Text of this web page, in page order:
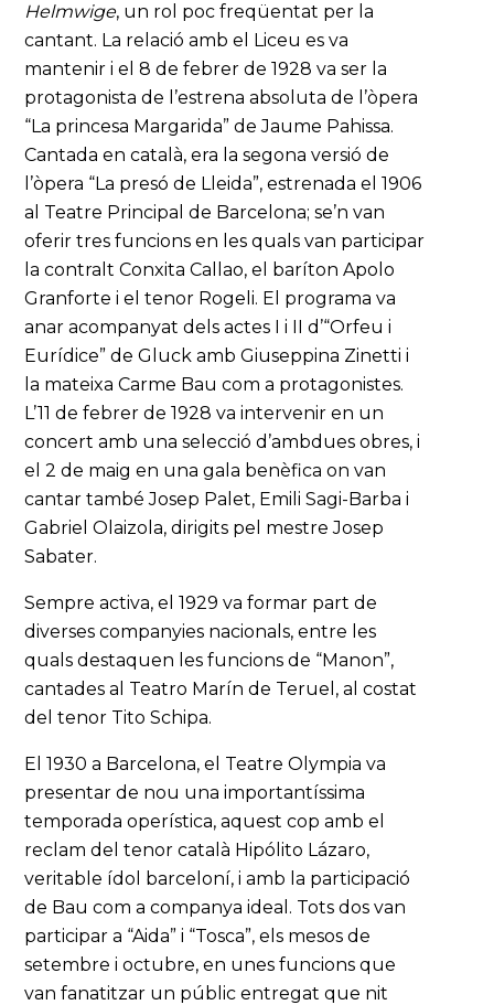
Helmwige, un rol poc freqüentat per la
cantant. La relació amb el Liceu es va
mantenir i el 8 de febrer de 1928 va ser la
protagonista de l’estrena absoluta de l’òpera
“La princesa Margarida” de Jaume Pahissa.
Cantada en català, era la segona versió de
l’òpera “La presó de Lleida”, estrenada el 1906
al Teatre Principal de Barcelona; se’n van
oferir tres funcions en les quals van participar
la contralt Conxita Callao, el baríton Apolo
Granforte i el tenor Rogeli. El programa va
anar acompanyat dels actes I i II d’“Orfeu i
Eurídice” de Gluck amb Giuseppina Zinetti i
la mateixa Carme Bau com a protagonistes.
L’11 de febrer de 1928 va intervenir en un
concert amb una selecció d’ambdues obres, i
el 2 de maig en una gala benèfica on van
cantar també Josep Palet, Emili Sagi-Barba i
Gabriel Olaizola, dirigits pel mestre Josep
Sabater.
Sempre activa, el 1929 va formar part de
diverses companyies nacionals, entre les
quals destaquen les funcions de “Manon”,
cantades al Teatro Marín de Teruel, al costat
del tenor Tito Schipa.
El 1930 a Barcelona, el Teatre Olympia va
presentar de nou una importantíssima
temporada operística, aquest cop amb el
reclam del tenor català Hipólito Lázaro,
veritable ídol barceloní, i amb la participació
de Bau com a companya ideal. Tots dos van
participar a “Aida” i “Tosca”, els mesos de
setembre i octubre, en unes funcions que
van fanatitzar un públic entregat que nit